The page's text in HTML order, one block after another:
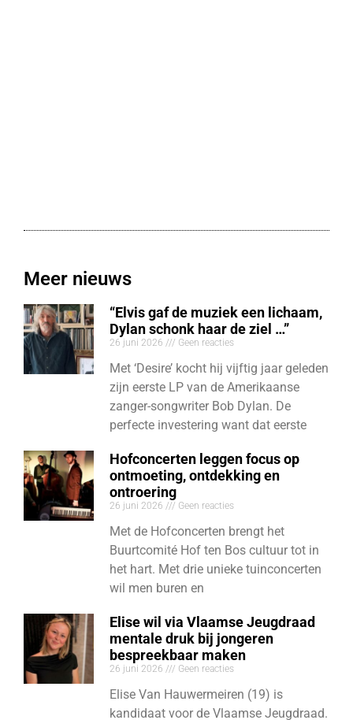
Meer nieuws
“Elvis gaf de muziek een lichaam,
Dylan schonk haar de ziel …”
26 juni 2026 Geen reacties
Met ‘Desire’ kocht hij vijftig jaar geleden
zijn eerste LP van de Amerikaanse
zanger-songwriter Bob Dylan. De
perfecte investering want dat eerste
Hofconcerten leggen focus op
ontmoeting, ontdekking en
ontroering
26 juni 2026 Geen reacties
Met de Hofconcerten brengt het
Buurtcomité Hof ten Bos cultuur tot in
het hart. Met drie unieke tuinconcerten
wil men buren en
Elise wil via Vlaamse Jeugdraad
mentale druk bij jongeren
bespreekbaar maken
26 juni 2026 Geen reacties
Elise Van Hauwermeiren (19) is
kandidaat voor de Vlaamse Jeugdraad.